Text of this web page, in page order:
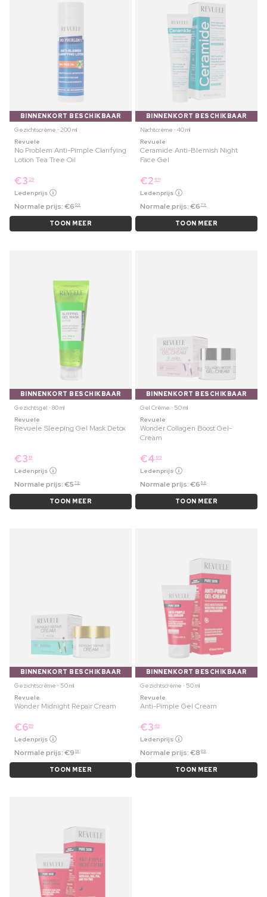
BINNENKORT BESCHIKBAAR
Gezichtscrème ⋅ 200 ml
Revuele
No Problem Anti-Pimple Clarifying
Lotion Tea Tree Oil
€3 29
Ledenprijs
Normale prijs:€6 09
TOON MEER
BINNENKORT BESCHIKBAAR
Nachtcrème ⋅ 40 ml
Revuele
Ceramide Anti-Blemish Night
Face Gel
€2 89
Ledenprijs
Normale prijs:€6 79
TOON MEER
BINNENKORT BESCHIKBAAR
Gezichtsgel ⋅ 80 ml
Revuele
Revuele Sleeping Gel Mask Detox
€3 19
Ledenprijs
Normale prijs:€5 79
TOON MEER
BINNENKORT BESCHIKBAAR
Gel Crème ⋅ 50 ml
Revuele
Wonder Collagen Boost Gel-
Cream
€4 89
Ledenprijs
Normale prijs:€6 59
TOON MEER
BINNENKORT BESCHIKBAAR
Gezichtscrème ⋅ 50 ml
Revuele
Wonder Midnight Repair Cream
€669
Ledenprijs
Normale prijs:€9 19
TOON MEER
BINNENKORT BESCHIKBAAR
Gezichtscrème ⋅ 50 ml
Revuele
Anti-Pimple Gel Cream
€3 49
Ledenprijs
Normale prijs:€8 09
TOON MEER